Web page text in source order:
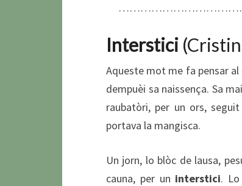
Interstici
Aqueste mot me fa pensar al
dempuèi sa naissença. Sa
raubatòri, per un ors, seguit
portava la mangisca.
Un jorn, lo blòc de lausa,
cauna, per un interstici.